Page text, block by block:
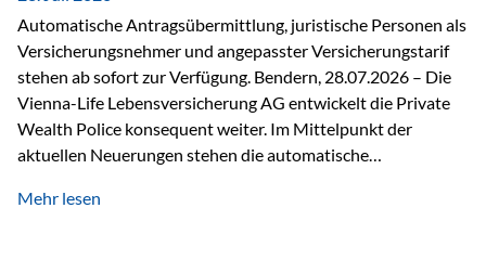
Automatische Antragsübermittlung, juristische Personen als
Versicherungsnehmer und angepasster Versicherungstarif
stehen ab sofort zur Verfügung. Bendern, 28.07.2026 – Die
Vienna-Life Lebensversicherung AG entwickelt die Private
Wealth Police konsequent weiter. Im Mittelpunkt der
aktuellen Neuerungen stehen die automatische
als Versicherungsnehmer einzusetzen, sowie eine
Mehr lesen